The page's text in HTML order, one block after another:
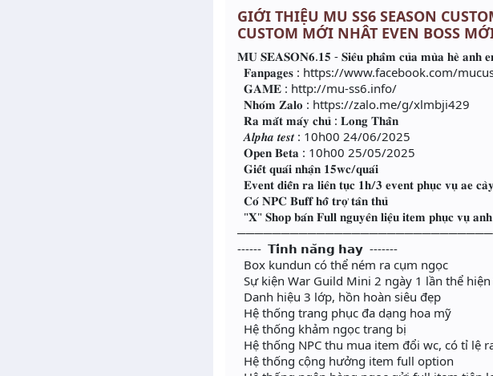
GIỚI THIỆU MU SS6 SEASON
CUSTOM MỚI NHÂT EVEN BOSS
𝐌𝐔 𝐒𝐄𝐀𝐒𝐎𝐍𝟔.𝟏𝟓 - 𝐒𝐢𝐞̂𝐮 𝐩𝐡𝐚̂̉𝐦 𝐜𝐮̉𝐚 𝐦𝐮̀𝐚 𝐡𝐞̀ 𝐚𝐧𝐡 𝐞𝐦
𝐅𝐚𝐧𝐩𝐚𝐠𝐞𝐬 : https://www.facebook.com/
𝐆𝐀𝐌𝐄 : http://mu-ss6.info/
𝐍𝐡𝐨́𝐦 𝐙𝐚𝐥𝐨 : https://zalo.me/g/xlmbji429
𝐑𝐚 𝐦𝐚̆́𝐭 𝐦𝐚́𝐲 𝐜𝐡𝐮̉ : 𝐋𝐨𝐧𝐠 𝐓𝐡𝐚̂̀𝐧
𝑨𝒍𝒑𝒉𝒂 𝒕𝒆𝒔𝒕 : 10h00 24/06/2025
𝐎𝐩𝐞𝐧 𝐁𝐞𝐭𝐚 : 10h00 25/05/2025
𝐆𝐢𝐞̂́𝐭 𝐪𝐮𝐚́𝐢 𝐧𝐡𝐚̣̂𝐧 𝟏𝟓𝐰𝐜/𝐪𝐮𝐚́𝐢
𝐄𝐯𝐞𝐧𝐭 𝐝𝐢𝐞̂̃𝐧 𝐫𝐚 𝐥𝐢𝐞̂𝐧 𝐭𝐮̣𝐜 𝟏𝐡/𝟑 𝐞𝐯𝐞𝐧𝐭 𝐩𝐡𝐮̣𝐜 𝐯𝐮̣ 𝐚𝐞
𝐂𝐨́ 𝐍𝐏𝐂 𝐁𝐮𝐟𝐟 𝐡𝐨̂̃ 𝐭𝐫𝐨̛̣ 𝐭𝐚̂𝐧 𝐭𝐡𝐮̉
"𝐗" 𝐒𝐡𝐨𝐩 𝐛𝐚́𝐧 𝐅𝐮𝐥𝐥 𝐧𝐠𝐮𝐲𝐞̂𝐧 𝐥𝐢𝐞̣̂𝐮 𝐢𝐭𝐞𝐦 𝐩𝐡𝐮̣𝐜 𝐯𝐮̣
------ 𝗧𝗶́𝗻𝗵 𝗻𝗮̆𝗻𝗴 𝗵𝗮𝘆 -------
Box kundun có thể ném ra cụm ngọc
Sự kiện War Guild Mini 2 ngày 1 lần thể
Danh hiệu 3 lớp, hồn hoàn siêu đẹp
Hệ thống trang phục đa dạng hoa mỹ
Hệ thống khảm ngọc trang bị
Hệ thống NPC thu mua item đổi wc, có tỉ lệ
Hệ thống cộng hưởng item full option